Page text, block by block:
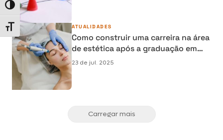
Alternar alto contraste
Alternar tamanho da fonte
ATUALIDADES
Como construir uma carreira na área
de estética após a graduação em
Biomedicina
23 de jul. 2025
Carregar mais